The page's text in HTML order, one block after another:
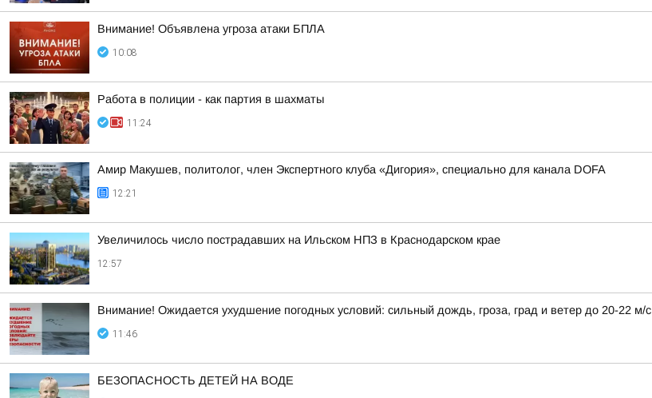
Внимание! Объявлена угроза атаки БПЛА
10:08
Работа в полиции - как партия в шахматы
11:24
Амир Макушев, политолог, член Экспертного клуба «Дигория», специально для канала DOFA
12:21
Увеличилось число пострадавших на Ильском НПЗ в Краснодарском крае
12:57
Внимание! Ожидается ухудшение погодных условий: сильный дождь, гроза, град и ветер до 20-22 м/с
11:46
БЕЗОПАСНОСТЬ ДЕТЕЙ НА ВОДЕ